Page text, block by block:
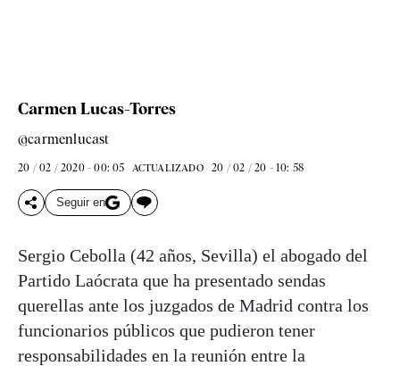
Carmen Lucas-Torres
@carmenlucast
20 / 02 / 2020 - 00: 05 ACTUALIZADO 20 / 02 / 20 - 10: 58
Seguir en
Sergio Cebolla (42 años, Sevilla) el abogado del
Partido Laócrata que ha presentado sendas
querellas ante los juzgados de Madrid contra los
funcionarios públicos que pudieron tener
responsabilidades en la reunión entre la